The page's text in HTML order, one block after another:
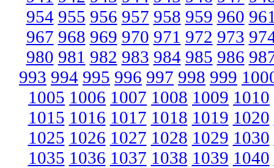
954 955 956 957 958 959 960
967 968 969 970 971 972 973
980 981 982 983 984 985 986
993 994 995 996 997 998 999
1005 1006 1007 1008 1009 1010
1015 1016 1017 1018 1019 1020
1025 1026 1027 1028 1029 1030
1035 1036 1037 1038 1039 1040